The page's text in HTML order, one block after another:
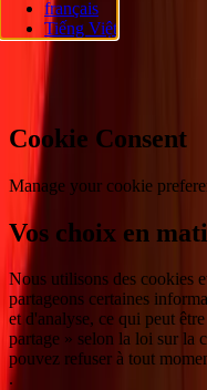
réservés.
Préférences en matière de
français
Tiếng Việt
Cookie Consent
Manage your cookie
Vos choix en
Nous utilisons des cookies
partageons certaines
et d'analyse, ce qui peut
partage » selon la loi sur la
pouvez refuser à tout
.